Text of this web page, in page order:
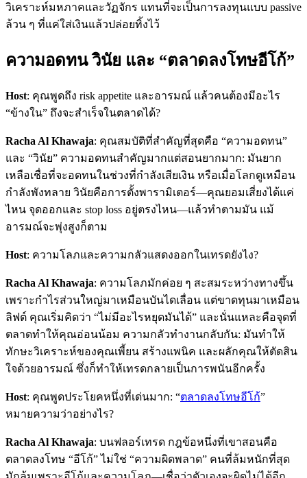
วิเคราะห์มหภาคและวัฏจักร แทนที่จะเป็นการลงทุนแบบ passive
ล้วน ๆ ที่แค่ใส่เงินแล้วปล่อยทิ้งไว้
ความอดทน วินัย และ “ตลาดลงโทษอีโก้”
Host: คุณพูดถึง risk appetite และอารมณ์ แล้วคนต้องมีอะไร
“ข้างใน” ถึงจะสำเร็จในตลาดได้?
Racha Al Khawaja: คุณสมบัติที่สำคัญที่สุดคือ “ความอดทน”
และ “วินัย” ความอดทนสำคัญมากแต่สอนยากมาก: มันยาก
เหลือเชื่อที่จะอดทนในช่วงที่กำลังเสียเงิน หรือเมื่อโลกดูเหมือน
กำลังพังทลาย วินัยคือการตั้งพารามิเตอร์—คุณยอมเสี่ยงได้แค่
ไหน จุดออกและ stop loss อยู่ตรงไหน—แล้วทำตามมัน แม้
อารมณ์จะพุ่งสูงก็ตาม
Host: ความโลภและความกลัวแสดงออกในเทรดยังไง?
Racha Al Khawaja: ความโลภมักค่อย ๆ สะสมระหว่างทางขึ้น
เพราะกำไรส่วนใหญ่มาเหมือนบันไดเลื่อน แต่ขาดทุนมาเหมือน
ลิฟต์ คุณเริ่มคิดว่า “ไม่มีอะไรหยุดมันได้” และนั่นแหละคือจุดที่
ตลาดทำให้คุณอ่อนน้อม ความกลัวทำงานกลับกัน: มันทำให้
ทักษะวิเคราะห์ของคุณเพี้ยน สร้างแพนิค และผลักคุณให้ตัดสิน
ใจด้วยอารมณ์ ซึ่งก็ทำให้เทรดกลายเป็นการพนันอีกครั้ง
Host: คุณพูดประโยคหนึ่งที่เด่นมาก: “ตลาดลงโทษอีโก้”
หมายความว่าอย่างไร?
Racha Al Khawaja: บนฟลอร์เทรด กฎข้อหนึ่งที่เขาสอนคือ
ตลาดลงโทษ “อีโก้” ไม่ใช่ “ความผิดพลาด” คนที่ล้มหนักที่สุด